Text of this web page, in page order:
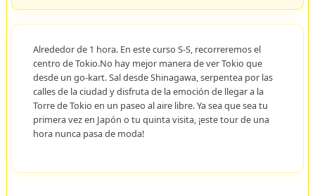
Alrededor de 1 hora. En este curso S-S, recorreremos el
centro de Tokio.No hay mejor manera de ver Tokio que
desde un go-kart. Sal desde Shinagawa, serpentea por las
calles de la ciudad y disfruta de la emoción de llegar a la
Torre de Tokio en un paseo al aire libre. Ya sea que sea tu
primera vez en Japón o tu quinta visita, ¡este tour de una
hora nunca pasa de moda!